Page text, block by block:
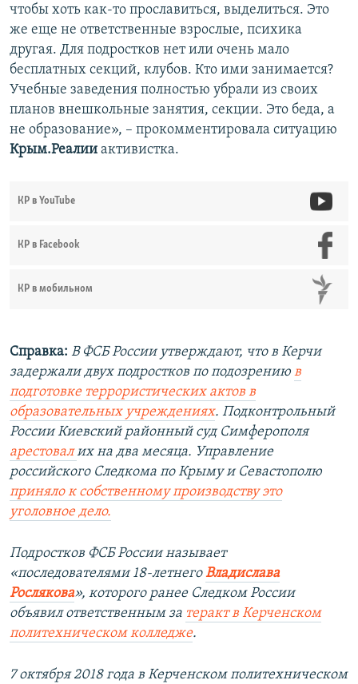
чтобы хоть как-то прославиться, выделиться. Это
же еще не ответственные взрослые, психика
другая. Для подростков нет или очень мало
бесплатных секций, клубов. Кто ими занимается?
Учебные заведения полностью убрали из своих
планов внешкольные занятия, секции. Это беда, а
не образование», – прокомментировала ситуацию
Крым.Реалии активистка.
КР в YouTube
КР в Facebook
КР в мобильном
Справка: В ФСБ России утверждают, что в Керчи
задержали двух подростков по подозрению в
подготовке террористических актов в
образовательных учреждениях. Подконтрольный
России Киевский районный суд Симферополя
арестовалих на два месяца. Управление
российского Следкома по Крыму и Севастополю
приняло к собственному производству это
уголовное дело.
Подростков ФСБ России называет
«последователями 18-летнегоВладислава
Рослякова», которого ранее Следком России
объявил ответственным за теракт в Керченском
политехническом колледже.​
7 октября 2018 года в Керченском политехническом